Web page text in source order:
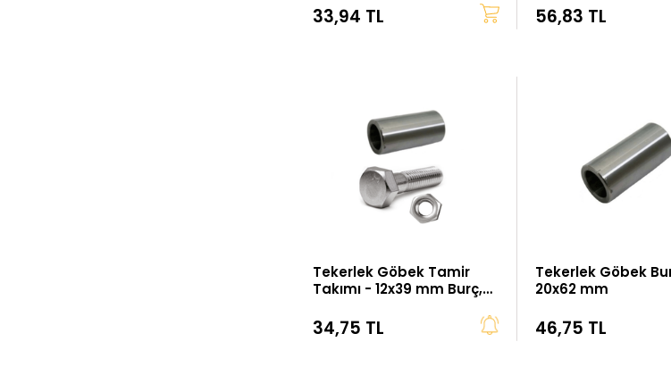
33,94 TL
Somun
56,83 TL
Tekerlek Göbek Tamir
Takımı - 12x39 mm Burç,
34,75 TL
Tekerlek Göbek
20x62 mm
46,75 TL